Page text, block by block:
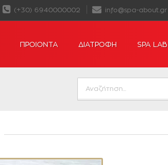
(+30) 6940000002 info@spa-about.gr
ΠΡΟΙΟΝΤΑ ΔΙΑΤΡΟΦΗ SPA LAB